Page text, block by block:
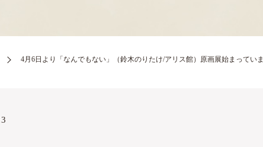
4月6日より「なんでもない」（鈴木のりたけ/アリス館）原画展始まっていま